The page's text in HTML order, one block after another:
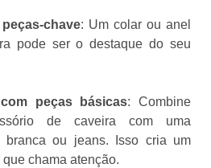
chave: Um colar ou anel
pode ser o destaque do seu
peças básicas: Combine
de caveira com uma
branca ou jeans. Isso cria um
que chama atenção.